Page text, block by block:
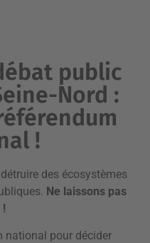
public
Nord :
!
des écosystèmes
Ne laissons pas
national pour décider